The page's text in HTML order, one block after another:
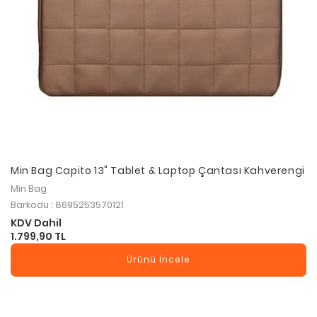
Min Bag Capito 13" Tablet & Laptop Çantası Kahverengi
Min Bag
Barkodu : 8695253570121
KDV Dahil
1.799,90 TL
Ürünü İncele